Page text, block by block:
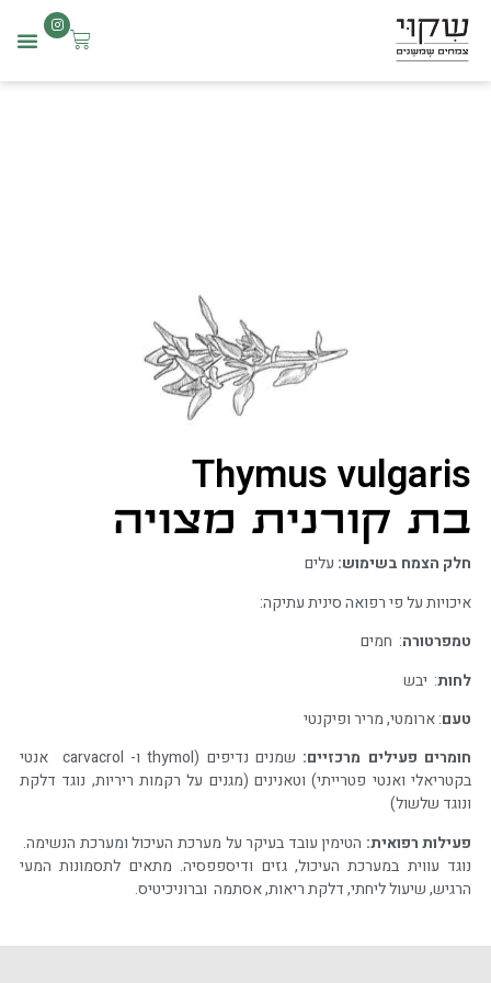
שִׂים
לֵב:
בְּאֲתָר
Thymus vulgaris
בת קורנית מצויה
חלק הצמח בשימוש: עלים
איכויות על פי רפואה סינית עתיקה:
טמפרטורה: חמים
לחות: יבש
טעם: ארומטי, מריר ופיקנטי
חומרים פעילים מרכזיים:
שמנים נדיפים (thymol ו- carvacrol אנטי
בקטריאלי ואנטי פטרייתי) וטאנינים (מגנים על רקמות ריריות, נוגד דלקת
ונוגד שלשול)
פעילות רפואית: הטימין עובד בעיקר על מערכת העיכול ומערכת הנשימה.
נוגד עווית במערכת העיכול, גזים ודיספפסיה. מתאים לתסמונות המעי
הרגיש, שיעול ליחתי, דלקת ריאות, אסתמה וברוניכיטיס.